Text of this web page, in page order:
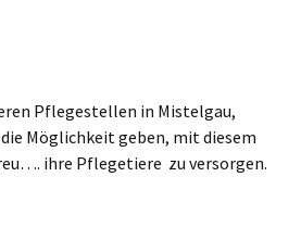
Pflegestellen in Mistelgau,
Möglichkeit geben, mit diesem
ihre Pflegetiere zu versorgen.